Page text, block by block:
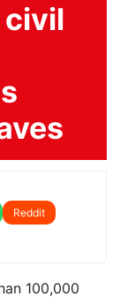
civil
Reddit
100,000